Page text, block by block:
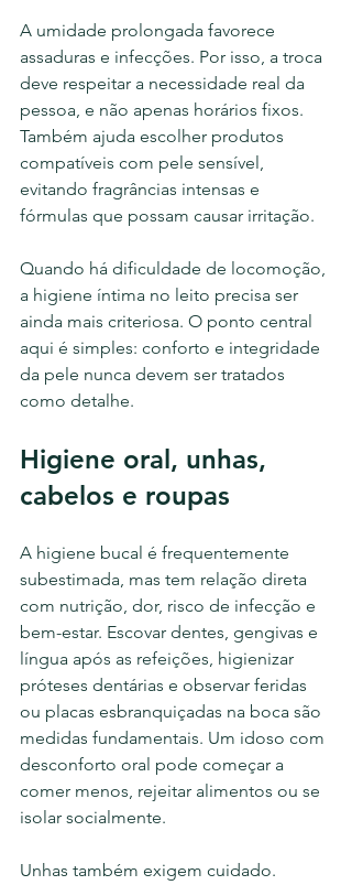
A umidade prolongada favorece
assaduras e infecções. Por isso, a troca
deve respeitar a necessidade real da
pessoa, e não apenas horários fixos.
Também ajuda escolher produtos
compatíveis com pele sensível,
evitando fragrâncias intensas e
fórmulas que possam causar irritação.
Quando há dificuldade de locomoção,
a higiene íntima no leito precisa ser
ainda mais criteriosa. O ponto central
aqui é simples: conforto e integridade
da pele nunca devem ser tratados
como detalhe.
Higiene oral, unhas,
cabelos e roupas
A higiene bucal é frequentemente
subestimada, mas tem relação direta
com nutrição, dor, risco de infecção e
bem-estar. Escovar dentes, gengivas e
língua após as refeições, higienizar
próteses dentárias e observar feridas
ou placas esbranquiçadas na boca são
medidas fundamentais. Um idoso com
desconforto oral pode começar a
comer menos, rejeitar alimentos ou se
isolar socialmente.
Unhas também exigem cuidado.